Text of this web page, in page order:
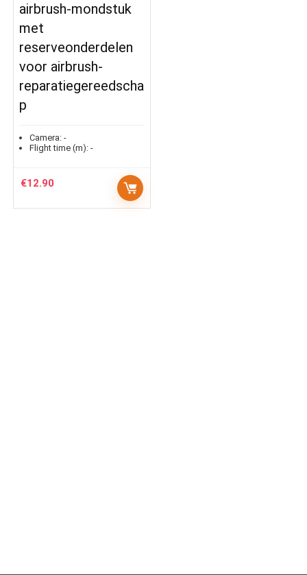
airbrush-mondstuk
met
reserveonderdelen
voor airbrush-
reparatiegereedscha
p
Camera: -
Flight time (m): -
€12.90